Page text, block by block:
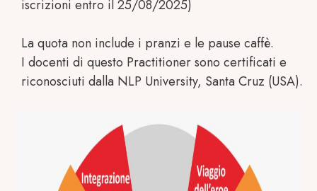
iscrizioni entro il 25/08/2025)
La quota non include i pranzi e le pause caffè.
I docenti di questo Practitioner sono certificati e
riconosciuti dalla NLP University, Santa Cruz (USA).